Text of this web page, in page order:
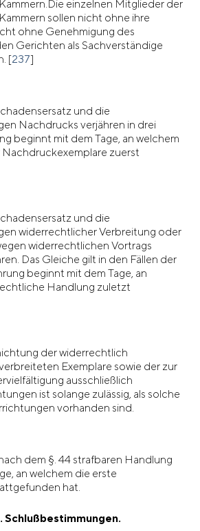
einzelnen Mitglieder der
sollen nicht ohne ihre
ohne Genehmigung des
Gerichten als Sachverständige
[237]
und die
Nachdrucks verjähren in drei
beginnt mit dem Tage, an welchem
zuerst
und die
widerrechtlicher Verbreitung oder
widerrechtlichen Vortrags
Das Gleiche gilt in den Fällen der
beginnt mit dem Tage, an
Handlung zuletzt
der widerrechtlich
Exemplare sowie der zur
ausschließlich
ist solange zulässig, als solche
vorhanden sind.
dem §. 44 strafbaren Handlung
an welchem die erste
hat.